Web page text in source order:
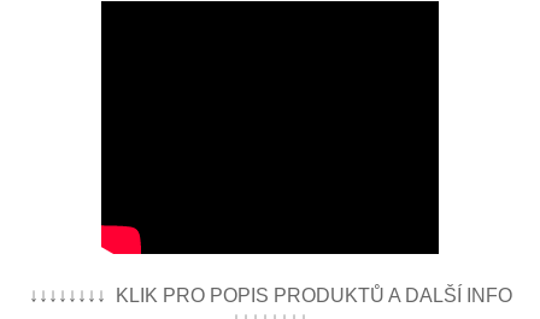
↓↓↓↓↓↓↓↓ KLIK PRO POPIS PRODUKTŮ A DALŠÍ INFO